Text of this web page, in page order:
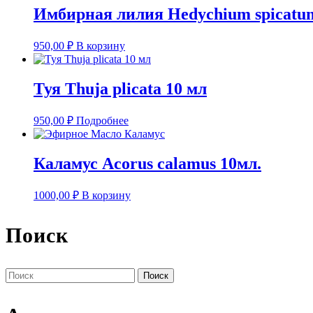
Имбирная лилия Hedychium
950,00 ₽ В корзину
Туя Thuja plicata 10 мл
950,00 ₽ Подробнее
Каламус Acorus calamus 10мл.
1000,00 ₽ В корзину
Поиск
Найти: